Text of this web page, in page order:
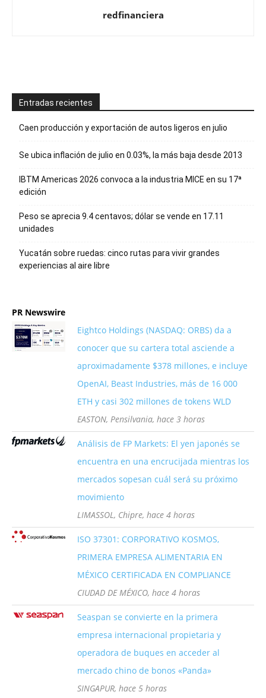
redfinanciera
Entradas recientes
Caen producción y exportación de autos ligeros en julio
Se ubica inflación de julio en 0.03%, la más baja desde 2013
IBTM Americas 2026 convoca a la industria MICE en su 17ª
edición
Peso se aprecia 9.4 centavos; dólar se vende en 17.11
unidades
Yucatán sobre ruedas: cinco rutas para vivir grandes
experiencias al aire libre
PR Newswire
Eightco Holdings (NASDAQ: ORBS) da a
conocer que su cartera total asciende a
aproximadamente $378 millones, e incluye
OpenAI, Beast Industries, más de 16 000
ETH y casi 302 millones de tokens WLD
EASTON, Pensilvania, hace 3 horas
Análisis de FP Markets: El yen japonés se
encuentra en una encrucijada mientras los
mercados sopesan cuál será su próximo
movimiento
LIMASSOL, Chipre, hace 4 horas
ISO 37301: CORPORATIVO KOSMOS,
PRIMERA EMPRESA ALIMENTARIA EN
MÉXICO CERTIFICADA EN COMPLIANCE
CIUDAD DE MÉXICO, hace 4 horas
Seaspan se convierte en la primera
empresa internacional propietaria y
operadora de buques en acceder al
mercado chino de bonos «Panda»
SINGAPUR, hace 5 horas